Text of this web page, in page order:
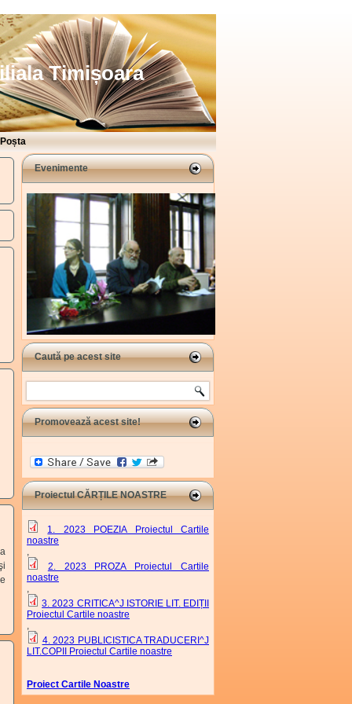
Timișoara
Poșta
Evenimente
Caută pe acest site
Search
Promovează acest site!
Proiectul CĂRȚILE NOASTRE
1. 2023 POEZIA Proiectul Cartile
noastre
,
2. 2023 PROZA Proiectul Cartile
noastre
,
3. 2023 CRITICA^J ISTORIE LIT. EDIȚII
Proiectul Cartile noastre
,
4. 2023 PUBLICISTICA TRADUCERI^J
LIT.COPII Proiectul Cartile noastre
Proiect Cartile Noastre